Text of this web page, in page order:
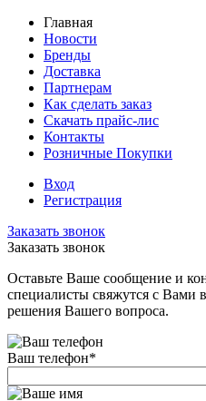
Главная
Новости
Бренды
Доставка
Партнерам
Как сделать заказ
Скачать прайс-лис
Контакты
Розничные Покупки
Вход
Регистрация
Заказать звонок
Заказать звонок
Оставьте Ваше сообщение и
специалисты свяжутся с Вами
решения Вашего вопроса.
Ваш телефон*